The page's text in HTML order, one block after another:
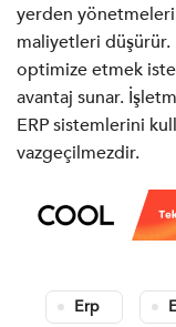
yerden
maliyetleri düşürür.
optimize etmek
avantaj sunar.
ERP sistemlerini
vazgeçilmezdir.
Erp